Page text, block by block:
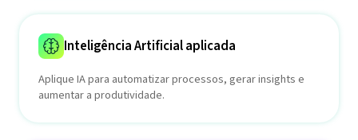
Inteligência Artificial aplicada
Aplique IA para automatizar processos, gerar insights e
aumentar a produtividade.